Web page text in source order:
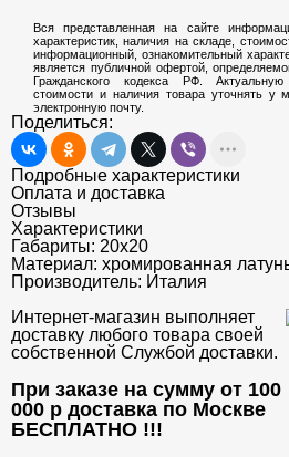
Вся представленная на сайте
характеристик, наличия на складе,
информационный, ознакомительный
является публичной офертой,
Гражданского кодекса РФ.
стоимости и наличия товара уточнять у
электронную почту.
Поделиться:
Подробные характеристики
Оплата и доставка
Отзывы
Характеристики
Габариты: 20x20
Материал: хромированная
Производитель: Италия
Интернет-магазин выполняет
доставку любого товара своей
собственной Службой доставки.
При заказе на сумму от 100
000 р доставка по Москве
БЕСПЛАТНО !!!